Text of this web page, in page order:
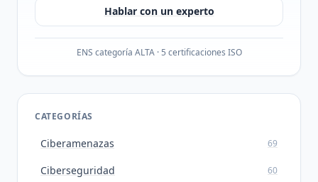
Hablar con un experto
ENS categoría ALTA · 5 certificaciones ISO
CATEGORÍAS
Ciberamenazas 69
Ciberseguridad 60